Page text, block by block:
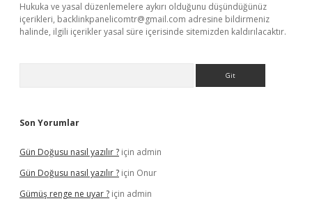
Hukuka ve yasal düzenlemelere aykırı olduğunu düşündüğünüz
içerikleri, backlinkpanelicomtr@gmail.com adresine bildirmeniz
halinde, ilgili içerikler yasal süre içerisinde sitemizden kaldırılacaktır.
Son Yorumlar
Gün Doğusu nasıl yazılır ? için admin
Gün Doğusu nasıl yazılır ? için Onur
Gümüş renge ne uyar ? için admin